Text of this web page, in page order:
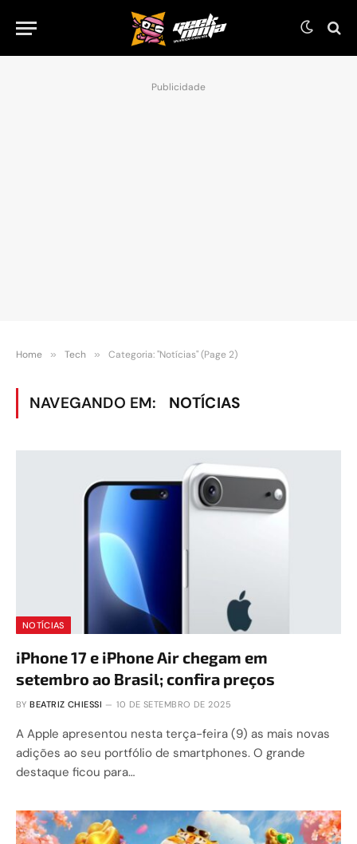
Publicidade
Home » Tech » Categoria: "Notícias" (Page 2)
NAVEGANDO EM: NOTÍCIAS
NOTÍCIAS
iPhone 17 e iPhone Air chegam em
setembro ao Brasil; confira preços
BY BEATRIZ CHIESSI 10 DE SETEMBRO DE 2025
A Apple apresentou nesta terça-feira (9) as mais novas
adições ao seu portfólio de smartphones. O grande
destaque ficou para…